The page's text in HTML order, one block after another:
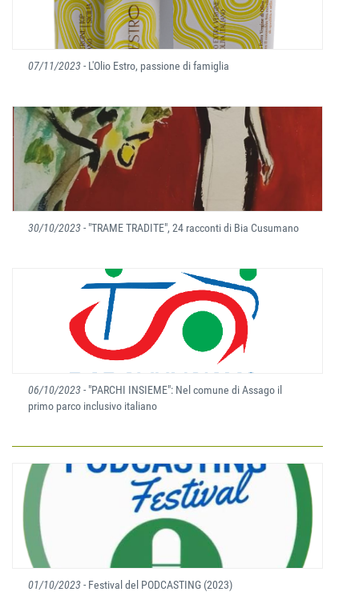
07/11/2023- L'Olio Estro, passione di famiglia
30/10/2023- "TRAME TRADITE", 24 racconti di Bia Cusumano
06/10/2023- "PARCHI INSIEME": Nel comune di Assago il
primo parco inclusivo italiano
01/10/2023- Festival del PODCASTING (2023)